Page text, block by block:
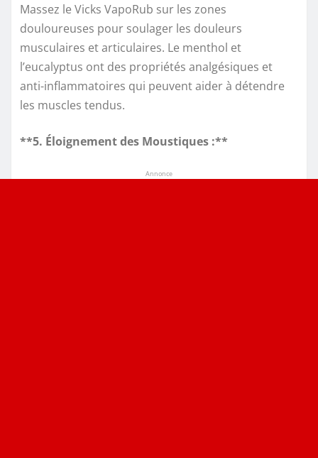
Massez le Vicks VapoRub sur les zones
douloureuses pour soulager les douleurs
musculaires et articulaires. Le menthol et
l’eucalyptus ont des propriétés analgésiques et
anti-inflammatoires qui peuvent aider à détendre
les muscles tendus.
**5. Éloignement des Moustiques :**
Annonce